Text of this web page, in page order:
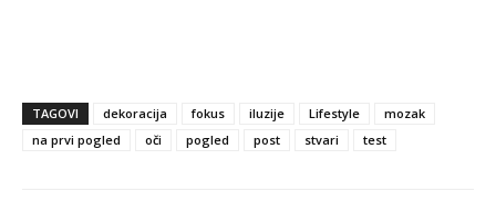
TAGOVI dekoracija fokus iluzije Lifestyle
mozak
na prvi pogled
oči pogled post stvari test